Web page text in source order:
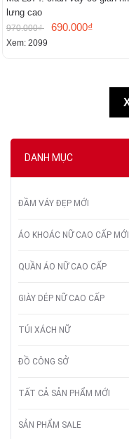
DANH MỤC
ĐẦM VÁY ĐẸP MỚI
ÁO KHOÁC NỮ CAO CẤP MỚI
QUẦN ÁO NỮ CAO CẤP
GIÀY DÉP NỮ CAO CẤP
TÚI XÁCH NỮ
ĐỒ CÔNG SỞ
TẤT CẢ SẢN PHẨM MỚI
SẢN PHẨM SALE
lưng cao
970.000₫ 690.000₫
Xem: 2099